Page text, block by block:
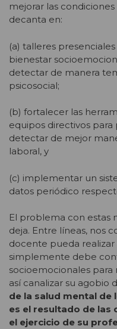
mejorar las
decanta en:
(a) talleres presenciales
bienestar
detectar de manera
psicosocial;
(b) fortalecer las
equipos directivos
detectar de mejor
laboral, y
(c) implementar un
datos periódico
El problema con estas
deja. Entre líneas, nos
docente pueda
simplemente debe
socioemocionales para
así canalizar su agobio
de la salud mental de
es el resultado de las
el ejercicio de su